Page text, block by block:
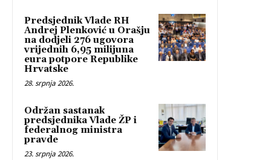
Predsjednik Vlade RH
Andrej Plenković u Orašju
na dodjeli 276 ugovora
vrijednih 6,95 milijuna
eura potpore Republike
Hrvatske
28. srpnja 2026.
Održan sastanak
predsjednika Vlade ŽP i
federalnog ministra
pravde
23. srpnja 2026.